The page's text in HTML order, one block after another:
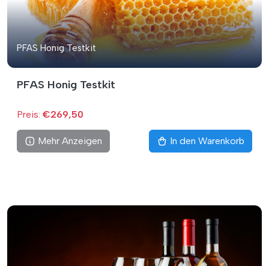
PFAS Honig Testkit
PFAS Honig Testkit
Preis: €269,50
Mehr Anzeigen In den Warenkorb